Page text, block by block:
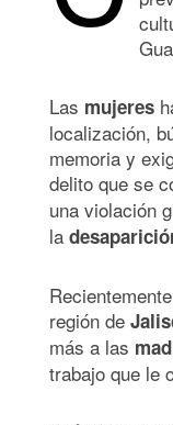
Las mujeres
localización,
memoria y
delito que se
una violación
la
región de
más a las
trabajo que le